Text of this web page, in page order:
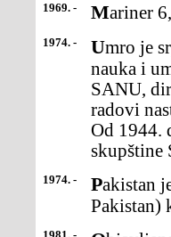
1969. - Mariner
1974. - Umro je srpski biolog Siniša Stanković, član Srpske akademije
nauka i
SANU,
radovi
Od 1944.
skupštine
1974. - Pakistan je saopštio da je zvanično priznao Bangladeš (bivši Istočni
Pakistan)